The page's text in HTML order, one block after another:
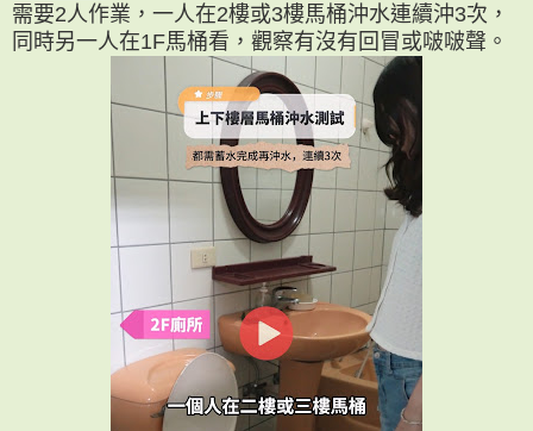
需要2人作業，一人在2樓或3樓馬桶沖水連續沖3次，
同時另一人在1F馬桶看，觀察有沒有回冒或啵啵聲。